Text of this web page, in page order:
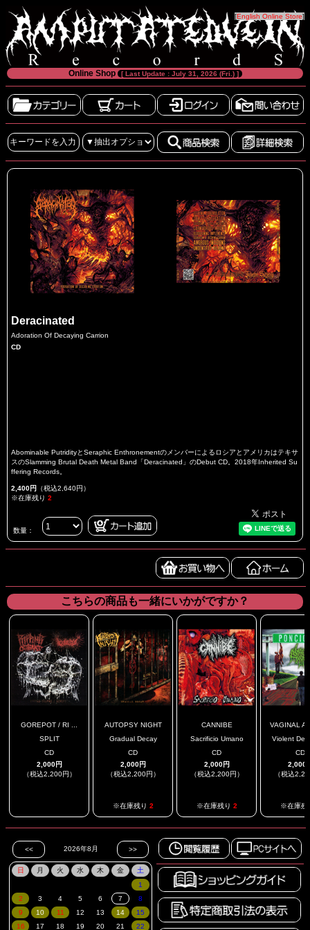
[English Online Store]
Online Shop [ Last Update : July 31, 2026 (Fri.) ]
Deracinated
Adoration Of Decaying Carrion
CD
Abominable PutridityとSeraphic Enthronementのメンバーによるロシアとアメリカはテキサ
スのSlamming Brutal Death Metal Band「Deracinated」のDebut CD。2018年Inherited Su
ffering Records。
2,400円 （税込2,640円）
※在庫残り 2
数量：
こちらの商品も一緒にいかがですか？
GOREPOT / RI ...
SPLIT
CD
2,000円
（税込2,200円）
AUTOPSY NIGHT
Gradual Decay
CD
2,000円
（税込2,200円）
※在庫残り 2
CANNIBE
Sacrificio Umano
CD
2,000円
（税込2,200円）
※在庫残り 2
VAGINAL
Violent
CD
2,000
（税込
※在庫残